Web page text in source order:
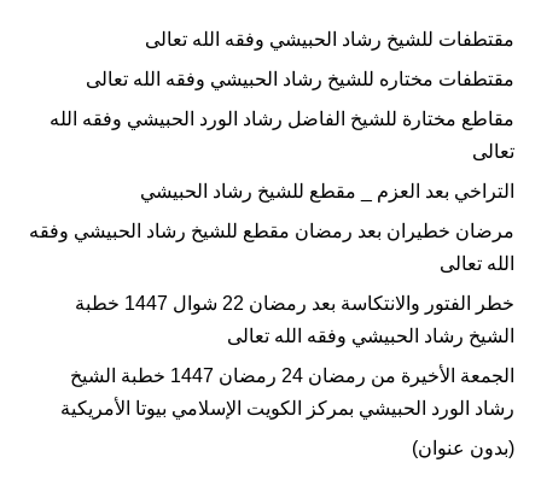
مقتطفات للشيخ رشاد الحبيشي وفقه الله تعالى
مقتطفات مختاره للشيخ رشاد الحبيشي وفقه الله تعالى
مقاطع مختارة للشيخ الفاضل رشاد الورد الحبيشي وفقه الله
تعالى
التراخي بعد العزم _ مقطع للشيخ رشاد الحبيشي
مرضان خطيران بعد رمضان مقطع للشيخ رشاد الحبيشي وفقه
الله تعالى
خطر الفتور والانتكاسة بعد رمضان 22 شوال 1447 خطبة
الشيخ رشاد الحبيشي وفقه الله تعالى
الجمعة الأخيرة من رمضان 24 رمضان 1447 خطبة الشيخ
رشاد الورد الحبيشي بمركز الكويت الإسلامي بيوتا الأمريكية
(بدون عنوان)